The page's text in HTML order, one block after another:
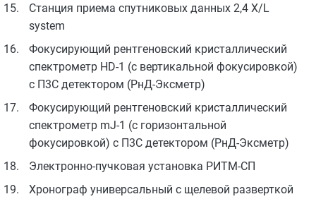
Станция приема спутниковых данных 2,4 Х/L
system
Фокусирующий рентгеновский кристаллический
спектрометр HD-1 (с вертикальной фокусировкой)
с П3С детектором (РнД-Эксметр)
Фокусирующий рентгеновский кристаллический
спектрометр mJ-1 (с горизонтальной
фокусировкой) с П3С детектором (РнД-Эксметр)
Электронно-пучковая установка РИТМ-СП
Хронограф универсальный с щелевой разверткой